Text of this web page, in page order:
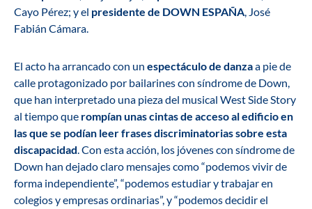
Cayo Pérez; y el presidente de DOWN ESPAÑA, José
Fabián Cámara.
El acto ha arrancado con un espectáculo de danzaa pie de
calle protagonizado por bailarines con síndrome de Down,
que han interpretado una pieza del musical West Side Story
al tiempo que rompían unas cintas de acceso al edificio en
las que se podían leer frases discriminatorias sobre esta
discapacidad. Con esta acción, los jóvenes con síndrome de
Down han dejado claro mensajes como “podemos vivir de
forma independiente”, “podemos estudiar y trabajar en
colegios y empresas ordinarias”, y “podemos decidir el